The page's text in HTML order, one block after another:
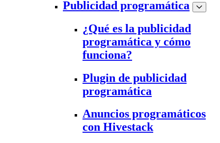
Publicidad programática
¿Qué es la publicidad
programática y cómo
funciona?
Plugin de publicidad
programática
Anuncios programáticos
con Hivestack